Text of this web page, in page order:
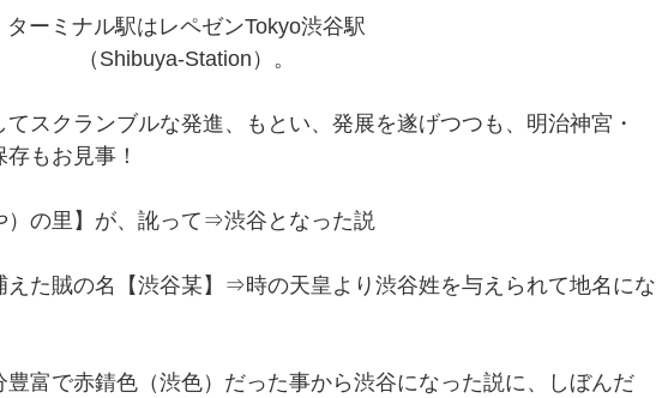
ターミナル駅はレペゼンTokyo渋谷駅
（Shibuya-Station）。
スクランブルな発進、もとい、発展を遂げつつも、明治神宮・
もお見事！
）の里】が、訛って⇒渋谷となった説
えた賊の名【渋谷某】⇒時の天皇より渋谷姓を与えられて地名にな
富で赤錆色（渋色）だった事から渋谷になった説に、しぼんだ